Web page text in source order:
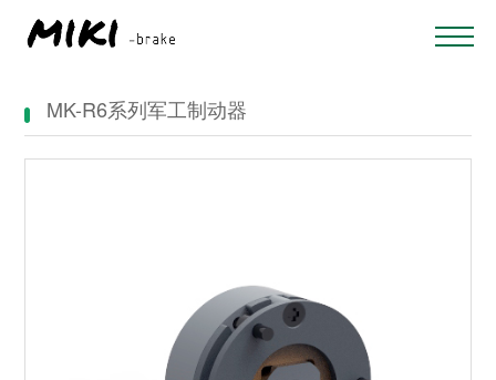
MK-R6系列军工制动器